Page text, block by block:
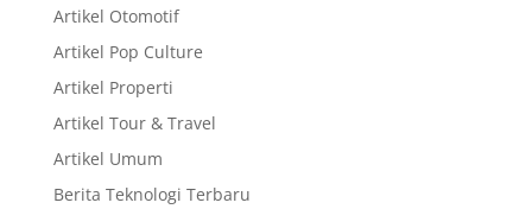
Artikel Otomotif
Artikel Pop Culture
Artikel Properti
Artikel Tour & Travel
Artikel Umum
Berita Teknologi Terbaru